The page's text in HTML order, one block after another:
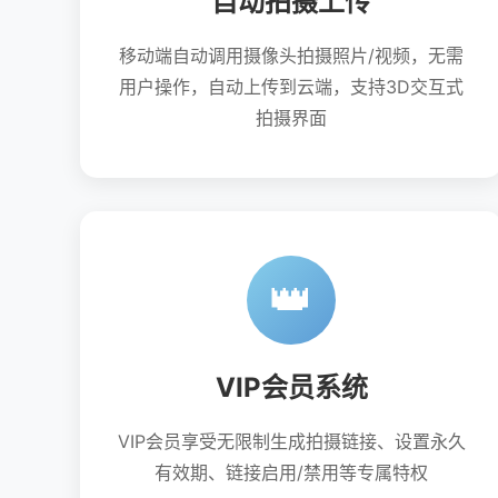
移动端自动调用摄像头拍摄照片/视频，无需
用户操作，自动上传到云端，支持3D交互式
拍摄界面
👑
VIP会员系统
VIP会员享受无限制生成拍摄链接、设置永久
有效期、链接启用/禁用等专属特权